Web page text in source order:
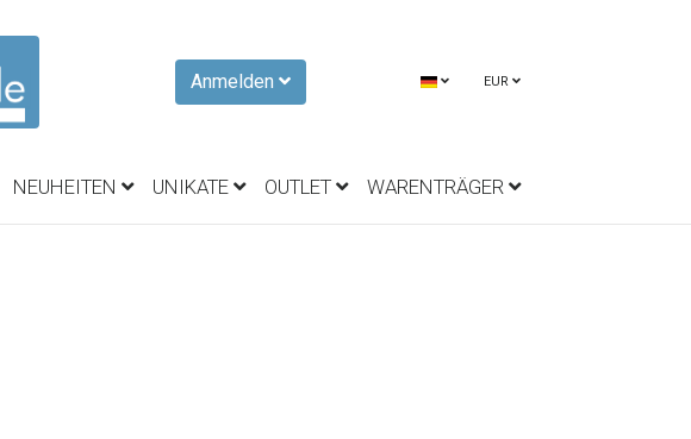
Anmelden EUR
NEUHEITEN UNIKATE OUTLET WARENTRÄGER